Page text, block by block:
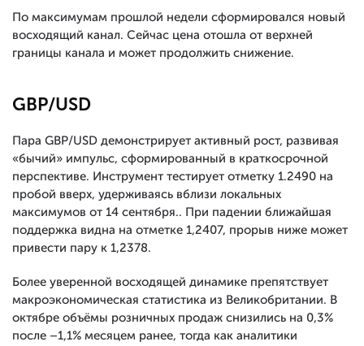
По максимумам прошлой недели сформировался новый
восходящий канал. Сейчас цена отошла от верхней
границы канала и может продолжить снижение.
GBP/USD
Пара GBP/USD демонстрирует активный рост, развивая
«бычий» импульс, сформированный в краткосрочной
перспективе. Инструмент тестирует отметку 1.2490 на
пробой вверх, удерживаясь вблизи локальных
максимумов от 14 сентября.. При падении ближайшая
поддержка видна на отметке 1,2407, прорыв ниже может
привести пару к 1,2378.
Более уверенной восходящей динамике препятствует
макроэкономическая статистика из Великобритании. В
октябре объёмы розничных продаж снизились на 0,3%
после –1,1% месяцем ранее, тогда как аналитики